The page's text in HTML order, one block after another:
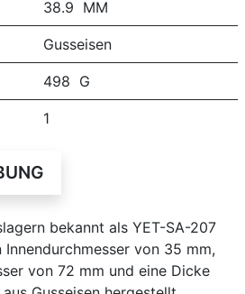
38.9 MM
Gusseisen
498 G
1
bekannt als YET-SA-207
Innendurchmesser von 35 mm,
von 72 mm und eine Dicke